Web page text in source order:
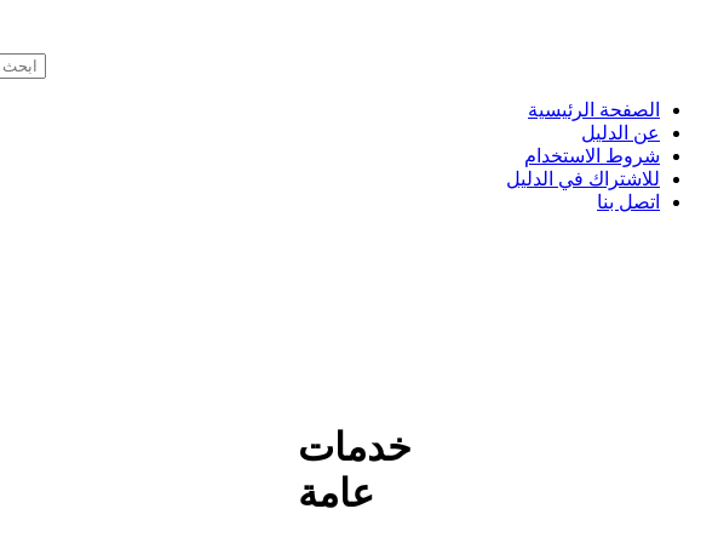
الصفحة الرئيسية
عن الدليل
شروط الاستخدام
للاشتراك في الدليل
اتصل بنا
خدمات
عامة